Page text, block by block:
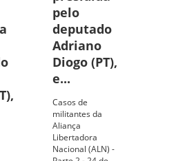
pelo
deputado
Adriano
Diogo (PT),
e...
Casos de
militantes da
Aliança
Libertadora
Nacional (ALN) -